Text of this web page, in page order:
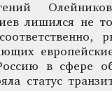
лишился не
в сфере
статус